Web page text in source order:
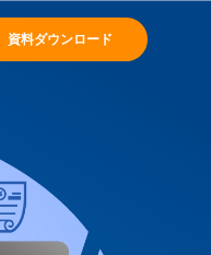
資料ダウンロード